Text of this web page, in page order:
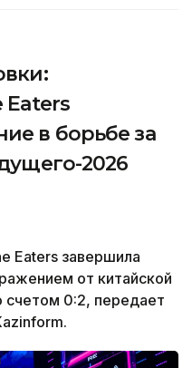
Eaters
в борьбе за
2026
Eaters завершила
от китайской
счетом 0:2, передает